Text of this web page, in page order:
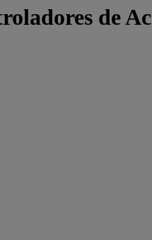
de